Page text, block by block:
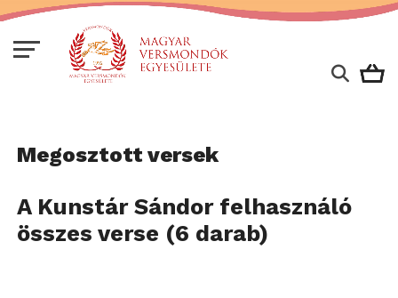
Megosztott versek
A Kunstár Sándor felhasználó
összes verse (6 darab)